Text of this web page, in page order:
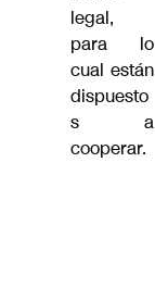
legal,
para lo
cual están
dispuesto
s a
cooperar.